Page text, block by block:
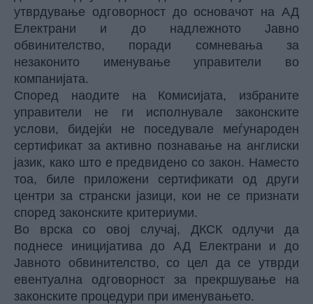
утврдување одговорност до основачот на АД
Електрани и до надлежното Јавно
обвинителство, поради сомневања за
незаконито именување управители во
компанијата.
Според наодите на Комисијата, избраните
управители не ги исполнувале законските
услови, бидејќи не поседувале меѓународен
сертификат за активно познавање на англиски
јазик, како што е предвидено со закон. Наместо
тоа, биле приложени сертификати од други
центри за странски јазици, кои не се признати
според законските критериуми.
Во врска со овој случај, ДКСК одлучи да
поднесе иницијатива до АД Електрани и до
Јавното обвинителство, со цел да се утврди
евентуална одговорност за прекршување на
законските процедури при именувањето.